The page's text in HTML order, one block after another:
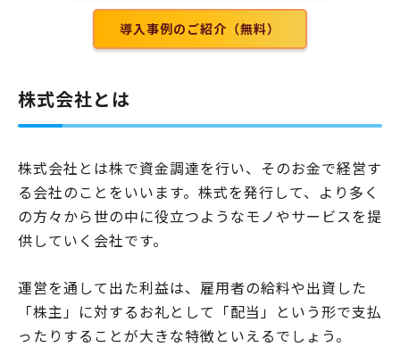
導入事例のご紹介（無料）
株式会社とは
株式会社とは株で資金調達を行い、そのお金で経営す
る会社のことをいいます。株式を発行して、より多く
の方々から世の中に役立つようなモノやサービスを提
供していく会社です。
運営を通して出た利益は、雇用者の給料や出資した
「株主」に対するお礼として「配当」という形で支払
ったりすることが大きな特徴といえるでしょう。